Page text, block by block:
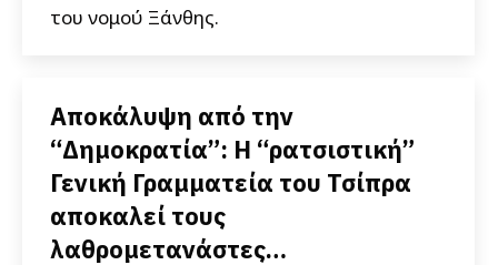
του νομού Ξάνθης.
Αποκάλυψη από την
“Δημοκρατία”: Η “ρατσιστική”
Γενική Γραμματεία του Τσίπρα
αποκαλεί τους
λαθρομετανάστες…